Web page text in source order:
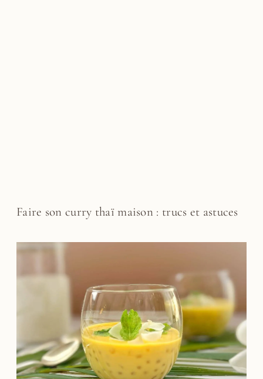
Faire son curry thaï maison : trucs et astuces